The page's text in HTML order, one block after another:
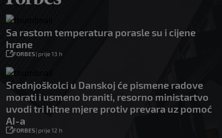
Sa rastom temperatura porasle su i cijene
hrane
FORBES| prije 13 h
Srednjoškolci u Danskoj će pismene radove
morati i usmeno braniti, resorno ministartvo
uvodi tri hitne mjere protiv prevara uz pomoć
AI-a
FORBES| prije 12 h